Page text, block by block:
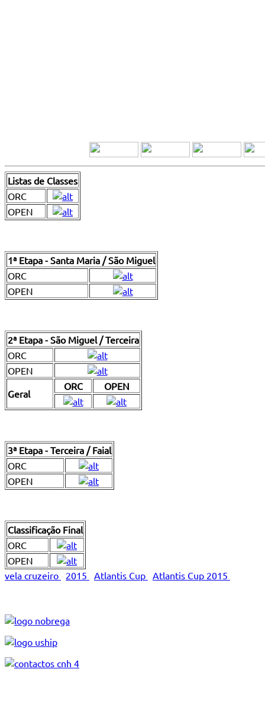
Listas de Classes
ORC
OPEN
1ª Etapa - Santa Maria / São Miguel
ORC
OPEN
2ª Etapa - São Miguel / Terceira
ORC
OPEN
Geral
ORC OPEN
3ª Etapa - Terceira / Faial
ORC
OPEN
Classificação Final
ORC
OPEN
vela cruzeiro
2015 Atlantis Cup Atlantis Cup 2015